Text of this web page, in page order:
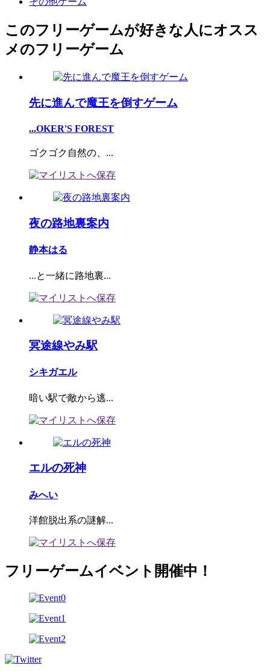
このフリーゲームが好きな人にオスス
メのフリーゲーム
先に進んで魔王を倒すゲーム
...OKER'S FOREST
ゴクゴク自然の、...
夜の路地裏案内
静本はる
...と一緒に路地裏...
冥途線やみ駅
シキガエル
暗い駅で敵から逃...
エルの死神
みへい
洋館脱出系の謎解...
フリーゲームイベント開催中！